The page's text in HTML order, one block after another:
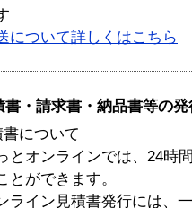
について詳しくはこちら
書・請求書・納品書等の
について
とオンラインでは、24時
とができます。
ライン見積書発行には、